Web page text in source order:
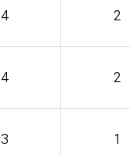
4 2
4 2
3 1